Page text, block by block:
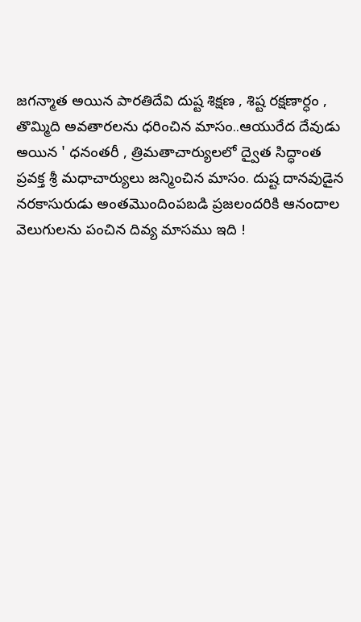
జగన్మాత అయిన పార్వతిదేవి దుష్ట శిక్షణ , శిష్ట రక్షణార్ధం ,
తొమ్మిది అవతారలను ధరించిన మాసం..ఆయుర్వేద దేవుడు
అయిన ' ధన్వంతరీ , త్రిమతాచార్యులలో ద్వైత సిద్ధాంత
ప్రవక్త శ్రీ మధ్వాచార్యులు జన్మించిన మాసం. దుష్ట దానవుడైన
నరకాసురుడు అంతమొందింపబడి ప్రజలందరికి ఆనందాల
వెలుగులను పంచిన దివ్య మాసము ఇది !